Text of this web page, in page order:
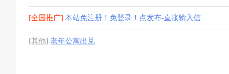
[全国推广] 本站免注册！免登录！点发布-直接输入信
[其他] 老年公寓出兑